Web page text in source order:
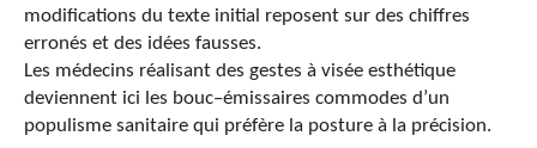
modifications du texte initial reposent sur des chiffres
erronés et des idées fausses.
Les médecins réalisant des gestes à visée esthétique
deviennent ici les bouc–émissaires commodes d’un
populisme sanitaire qui préfère la posture à la précision.